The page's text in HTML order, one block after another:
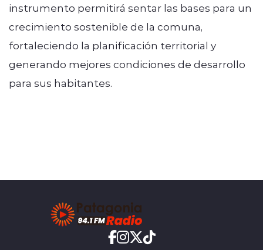
instrumento permitirá sentar las bases para un
crecimiento sostenible de la comuna,
fortaleciendo la planificación territorial y
generando mejores condiciones de desarrollo
para sus habitantes.